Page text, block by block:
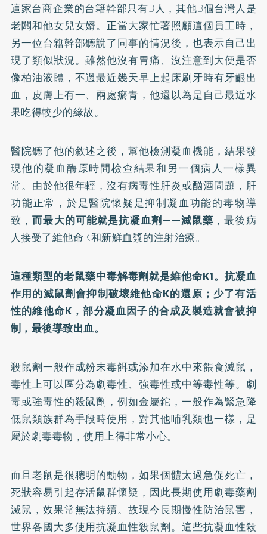
這家台商企業的台籍幹部只有3人，其他3個台灣人是
老闆和他女兒女婿。正當大家忙著照顧這個員工時，
另一位台籍幹部聽說了同事的情況後，也表示自己出
現了類似狀況。雖然他沒有胃痛、沒注意到大便是否
像柏油液體，不過最近幾天早上起床刷牙時有牙齦出
血，皮膚上有一、兩處瘀青，他還以為是自己最近水
果吃得較少的緣故。
醫院聽了他的敘述之後，幫他檢測凝血機能，結果發
現他的凝血酶原時間檢查結果和另一個病人一樣異
常。由於他很年輕，沒有病毒性肝炎或酗酒問題，肝
功能正常，於是醫院懷疑是抑制凝血功能的毒物導
致，而最大的可能就是抗凝血劑——滅鼠藥 ，最後病
人接受了維他命K和新鮮血漿的注射治療。
這種類型的老鼠藥中毒解毒劑就是維他命K1。抗凝血
作用的滅鼠劑會抑制破壞維他命K的還原；少了有活
性的維他命K，部分凝血因子的合成及製造就會被抑
制，最後導致出血。
殺鼠劑一般作成粉末毒餌或添加在水中來餵食滅鼠，
毒性上可以區分為劇毒性、強毒性或中等毒性等。劇
毒或強毒性的殺鼠劑，例如金屬鉈，一般作為緊急降
低鼠類族群為手段時使用，對其他哺乳類也一樣，是
屬於劇毒毒物，使用上得非常小心。
而且老鼠是很聰明的動物，如果個體太過急促死亡，
死狀容易引起存活鼠群懷疑，因此長期使用劇毒藥劑
滅鼠，效果常無法持續。故現今長期慢性防治鼠害，
世界各國大多使用抗凝血性殺鼠劑。這些抗凝血性殺